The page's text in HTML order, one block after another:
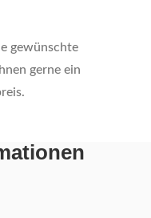
gewünschte
gerne ein